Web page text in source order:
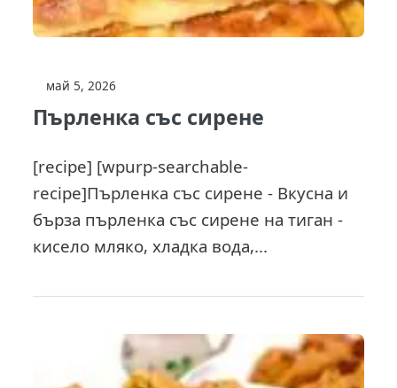
май 5, 2026
Пърленка със сирене
[recipe] [wpurp-searchable-
recipe]Пърленка със сирене - Вкусна и
бърза пърленка със сирене на тиган -
кисело мляко, хладка вода,...